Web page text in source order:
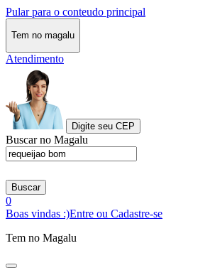
Pular para o conteudo principal
Tem no magalu
Atendimento
Digite seu CEP
Buscar no Magalu
Buscar
0
Boas vindas :)Entre ou Cadastre-se
Tem no Magalu